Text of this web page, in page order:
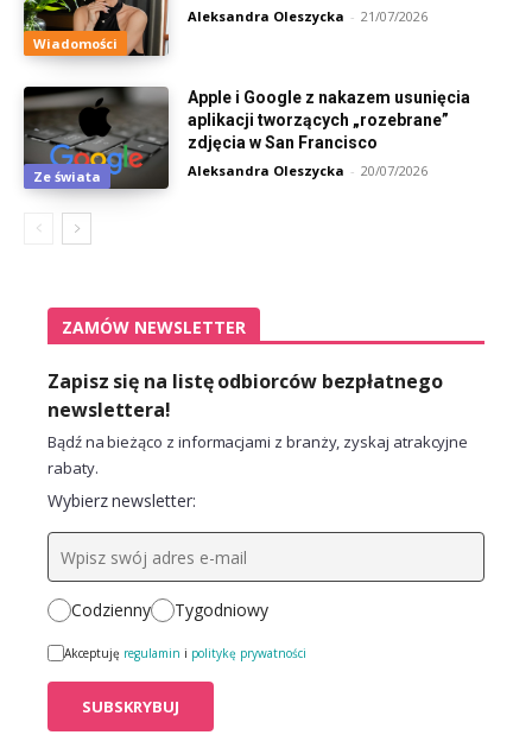
Wiadomości
Aleksandra Oleszycka - 21/07/2026
Ze świata
Apple i Google z nakazem usunięcia
aplikacji tworzących „rozebrane”
zdjęcia w San Francisco
Aleksandra Oleszycka - 20/07/2026
ZAMÓW NEWSLETTER
Zapisz się na listę odbiorców bezpłatnego
newslettera!
Bądź na bieżąco z informacjami z branży, zyskaj atrakcyjne
rabaty.
Wybierz newsletter:
Codzienny Tygodniowy
Akceptuję regulamin i politykę prywatności